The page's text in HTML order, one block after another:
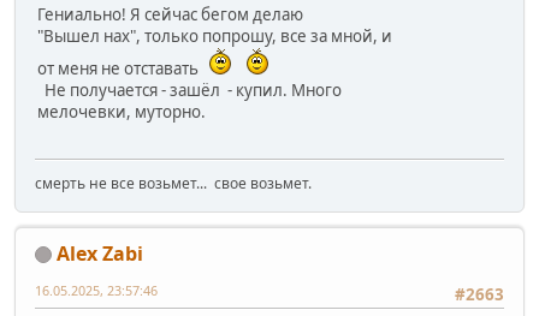
Гениально! Я сейчас бегом делаю
"Вышел нах", только попрошу, все за мной, и
от меня не отставать
Не получается - зашёл - купил. Много
мелочевки, муторно.
смерть не все возьмет... свое возьмет.
Alex Zabi
#2663
16.05.2025, 23:57:46